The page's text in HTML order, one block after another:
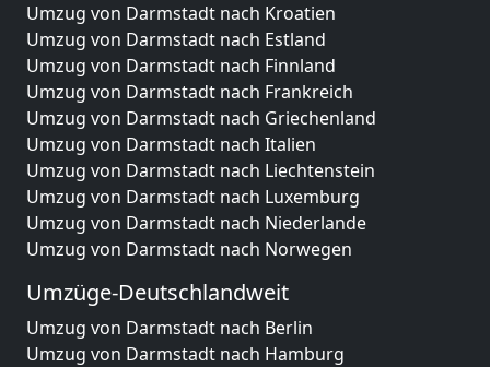
Umzug von Darmstadt nach Kroatien
Umzug von Darmstadt nach Estland
Umzug von Darmstadt nach Finnland
Umzug von Darmstadt nach Frankreich
Umzug von Darmstadt nach Griechenland
Umzug von Darmstadt nach Italien
Umzug von Darmstadt nach Liechtenstein
Umzug von Darmstadt nach Luxemburg
Umzug von Darmstadt nach Niederlande
Umzug von Darmstadt nach Norwegen
Umzüge-Deutschlandweit
Umzug von Darmstadt nach Berlin
Umzug von Darmstadt nach Hamburg